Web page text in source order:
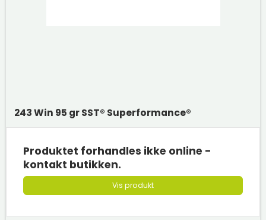
243 Win 95 gr SST® Superformance®
Produktet forhandles ikke online -
kontakt butikken.
Vis produkt